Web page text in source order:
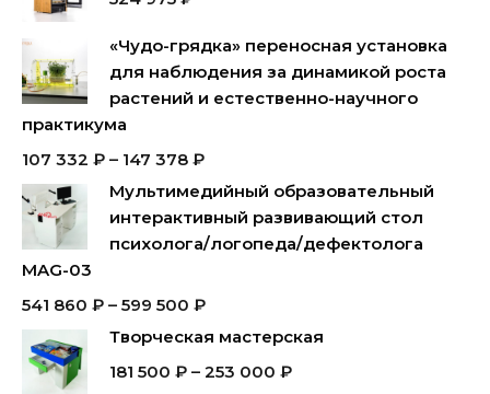
«Чудо-грядка» переносная установка
для наблюдения за динамикой роста
растений и естественно-научного
практикума
107 332 ₽ – 147 378 ₽
Мультимедийный образовательный
интерактивный развивающий стол
психолога/логопеда/дефектолога
MAG-03
541 860 ₽ – 599 500 ₽
Творческая мастерская
181 500 ₽ – 253 000 ₽